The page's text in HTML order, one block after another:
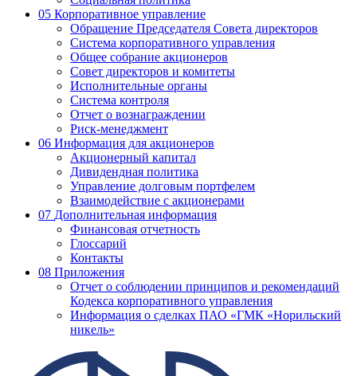
05 Корпоративное управление
Обращение Председателя Совета директоров
Система корпоративного управления
Общее собрание акционеров
Совет директоров и комитеты
Исполнительные органы
Система контроля
Отчет о вознаграждении
Риск-менеджмент
06 Информация для акционеров
Акционерный капитал
Дивидендная политика
Управление долговым портфелем
Взаимодействие с акционерами
07 Дополнительная информация
Финансовая отчетность
Глоссарий
Контакты
08 Приложения
Отчет о соблюдении принципов и рекомендаций
Кодекса корпоративного управления
Информация о сделках ПАО «ГМК «Норильский
никель»